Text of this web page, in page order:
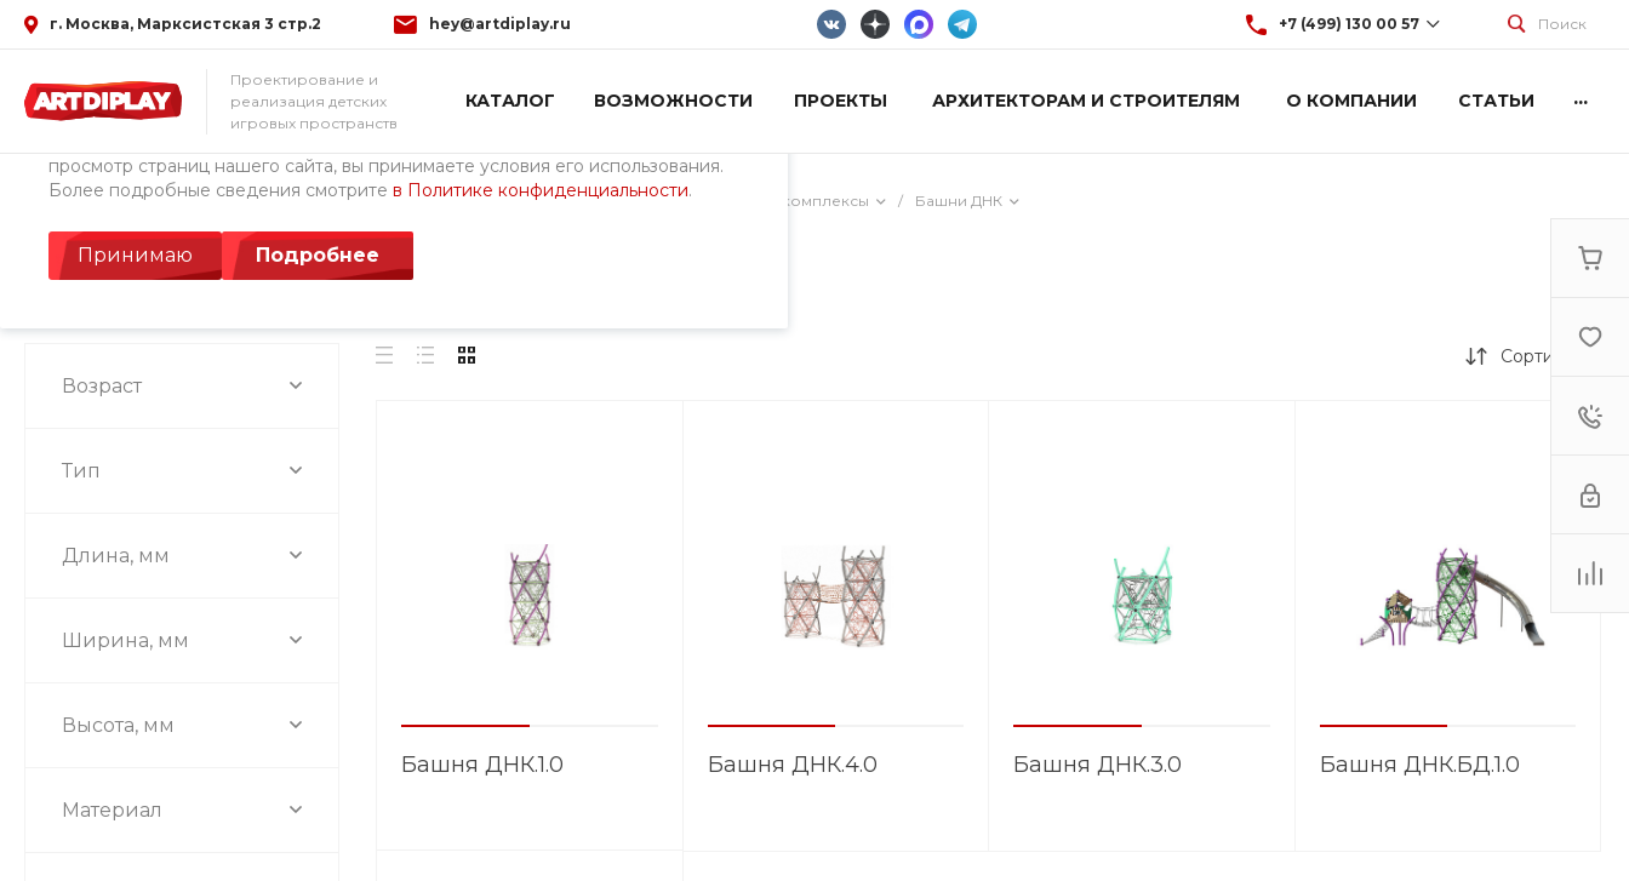
Использование файлов Cookie
Мы используем файлы cookie, разработанные нашими специалистами и
просмотр страниц нашего сайта, вы принимаете условия его использования.
Более подробные сведения смотрите в Политике конфиденциальности.
Принимаю Подробнее
г. Москва, Марксистская 3 стр.2 hey@artdiplay.ru +7 (499) 130 00 57 Поиск
Проектирование и
реализация детских
игровых пространств
КАТАЛОГ ВОЗМОЖНОСТИ ПРОЕКТЫ АРХИТЕКТОРАМ И СТРОИТЕЛЯМ О КОМПАНИИ СТАТЬИ ...
Главная / Каталог товаров / Детские площадки ArtDiPlay (Россия) / Лазательные игровые комплексы / Башни ДНК
Башни ДНК
Возраст
Тип
Длина, мм
Ширина, мм
Высота, мм
Материал
Сортировка
Башня ДНК.1.0 Башня ДНК.4.0 Башня ДНК.3.0 Башня ДНК.БД.1.0